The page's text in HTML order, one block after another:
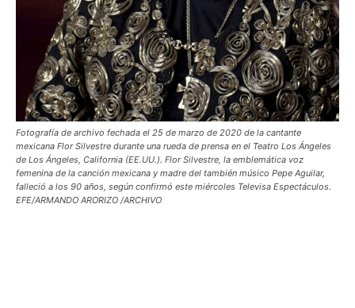
Fotografía de archivo fechada el 25 de marzo de 2020 de la cantante
mexicana Flor Silvestre durante una rueda de prensa en el Teatro Los Ángeles
de Los Ángeles, California (EE.UU.). Flor Silvestre, la emblemática voz
femenina de la canción mexicana y madre del también músico Pepe Aguilar,
falleció a los 90 años, según confirmó este miércoles Televisa Espectáculos.
EFE/ARMANDO ARORIZO /ARCHIVO